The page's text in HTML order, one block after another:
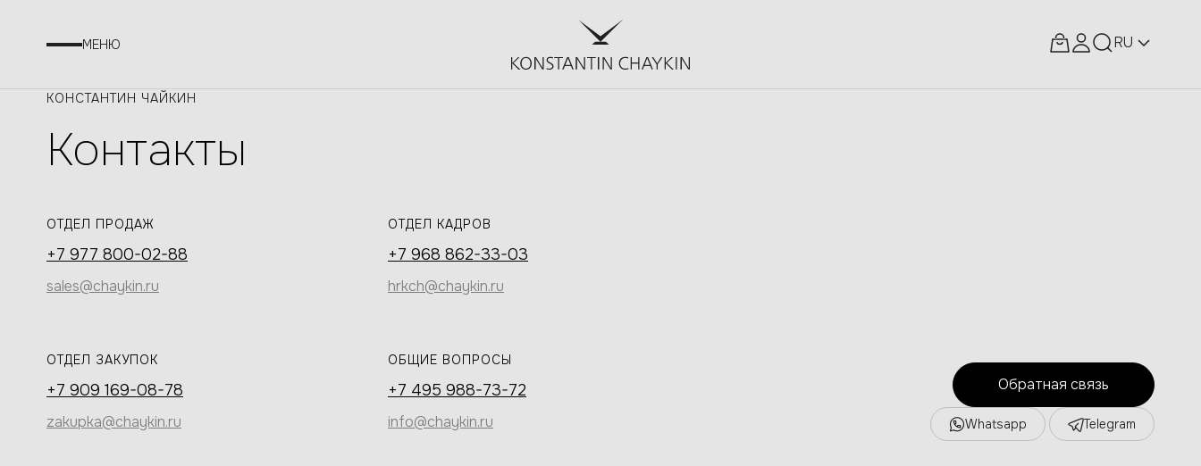
МЕНЮ RU
КОНСТАНТИН ЧАЙКИН
Контакты
ОТДЕЛ ПРОДАЖ
+7 977 800-02-88
sales@chaykin.ru
ОТДЕЛ КАДРОВ
+7 968 862-33-03
hrkch@chaykin.ru
ОТДЕЛ ЗАКУПОК
+7 909 169-08-78
zakupka@chaykin.ru
ОБЩИЕ ВОПРОСЫ
+7 495 988-73-72
info@chaykin.ru
Обратная связь
Whatsapp Telegram